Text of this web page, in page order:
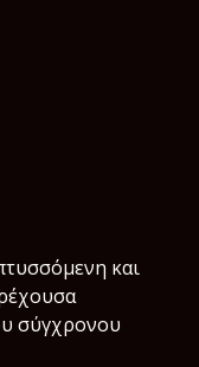
και
σύγχρονου